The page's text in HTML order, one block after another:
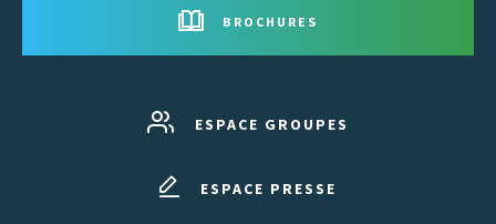
BROCHURES
ESPACE GROUPES
ESPACE PRESSE